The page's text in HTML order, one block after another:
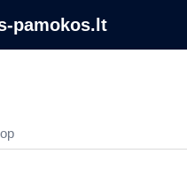
pamokos.lt